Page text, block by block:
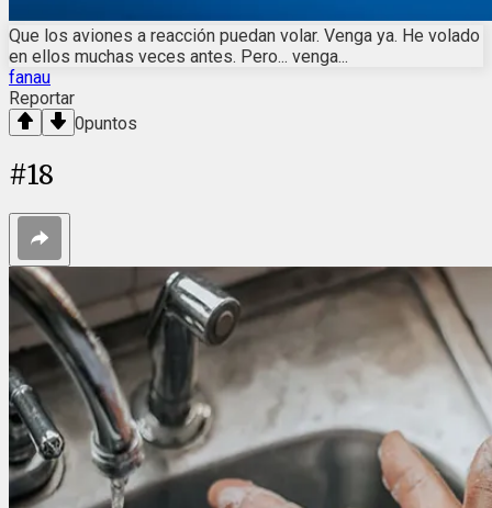
Que los aviones a reacción puedan volar. Venga ya. He volado
en ellos muchas veces antes. Pero... venga...
fanau
Reportar
0puntos
#18